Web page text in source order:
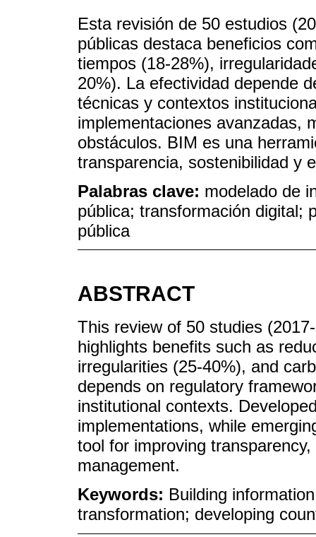
Esta revisión de 50 estudios
públicas destaca beneficios
tiempos (18-28%),
20%). La efectividad depende
técnicas y contextos
implementaciones avanzadas,
obstáculos. BIM es una
transparencia, sostenibilidad y
Palabras clave: modelado de
pública; transformación digital;
pública
ABSTRACT
This review of 50 studies
highlights benefits such as
irregularities (25-40%), and
depends on regulatory
institutional contexts.
implementations, while
tool for improving
management.
Keywords: Building
transformation; developing